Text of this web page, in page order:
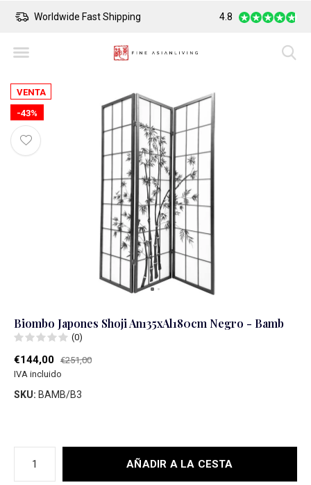
Worldwide Fast Shipping Safe Payment
4.8
VENTA
-43%
Biombo Japones Shoji An135xAl180cm Negro - Bamb
(0)
€144,00 €251,00
IVA incluido
SKU: BAMB/B3
AÑADIR A LA CESTA